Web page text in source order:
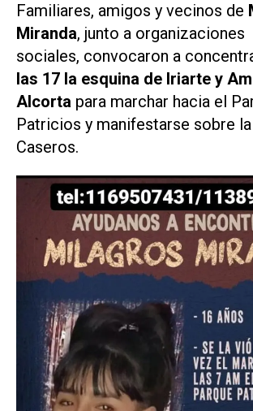
Familiares, amigos y vecinos de
Miranda, junto a organizaciones
sociales, convocaron a
las 17 la esquina de Iriarte y
Alcorta para marchar hacia el
Patricios y manifestarse sobre
Caseros.